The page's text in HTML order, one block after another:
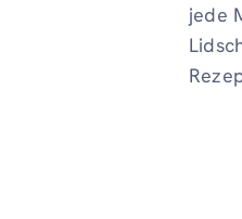
jede